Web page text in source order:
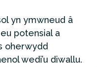
yn ymwneud â
potensial a
oherwydd
wedi’u diwallu.